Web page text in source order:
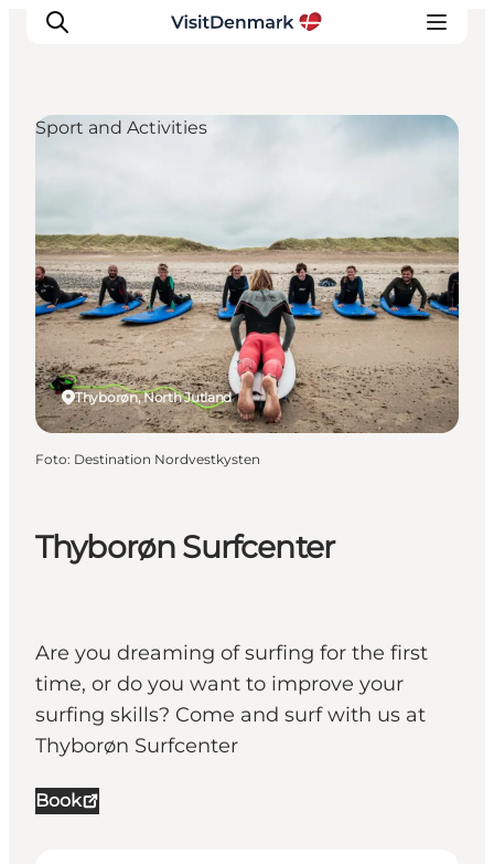
Cosa fare
Dove dormire
Pianifica il viaggio
Thyborøn Surfcenter
Are you dreaming of surfing for the first
time, or do you want to improve your
surfing skills? Come and surf with us at
Thyborøn Surfcenter
Book
Thyborøn, North Jutland
Sport and Activities
Foto: Destination Nordvestkysten